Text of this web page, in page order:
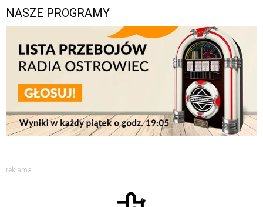
NASZE PROGRAMY
reklama